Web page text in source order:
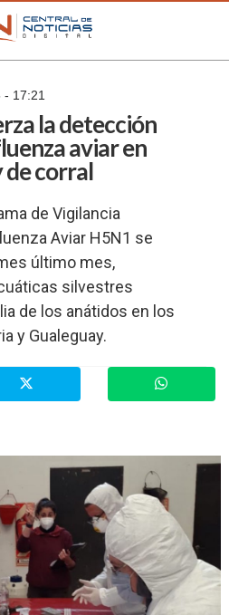
- 17:21
la detección
aviar en
de corral
de Vigilancia
Aviar H5N1 se
último mes,
silvestres
de los anátidos en los
y Gualeguay.